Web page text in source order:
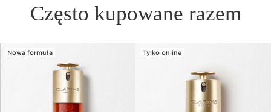
Często kupowane razem
Nowa formuła Tylko online